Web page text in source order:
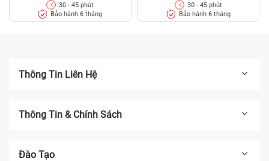
30 - 45 phút
Bảo hành 6 tháng
30 - 45 phút
Bảo hành 6 tháng
Thông Tin Liên Hệ
Thông Tin & Chính Sách
Đào Tạo